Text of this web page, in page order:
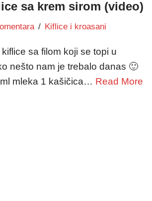
sa krem sirom (video)
Kiflice i kroasani
sa filom koji se topi u
nešto nam je trebalo danas 🙂
mleka 1 kašičica… Read More